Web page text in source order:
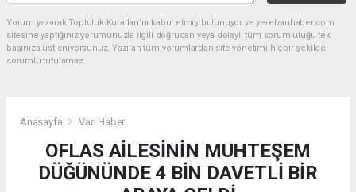
Yorum yazarak Topluluk Kuralları’nı kabul etmiş bulunuyor ve yerelvanhaber.com
sitesine yaptığınız yorumunuzla ilgili doğrudan veya dolaylı tüm sorumluluğu tek
başınıza üstleniyorsunuz. Yazılan tüm yorumlardan site yönetimi hiçbir şekilde
sorumlu tutulamaz.
Anasayfa Van Haber
OFLAS AİLESİNİN MUHTEŞEM
DÜĞÜNÜNDE 4 BİN DAVETLİ BİR